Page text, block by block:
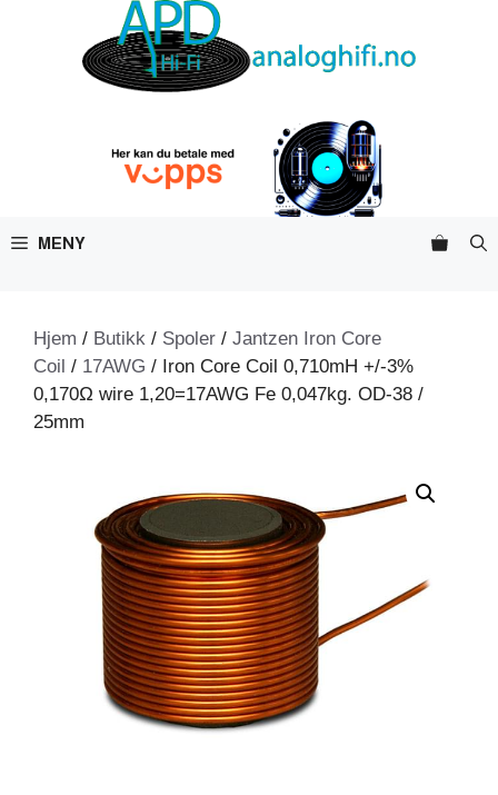
MENY
Hjem / Butikk / Spoler / Jantzen Iron Core
Coil / 17AWG / Iron Core Coil 0,710mH +/-3%
0,170Ω wire 1,20=17AWG Fe 0,047kg. OD-38 /
25mm